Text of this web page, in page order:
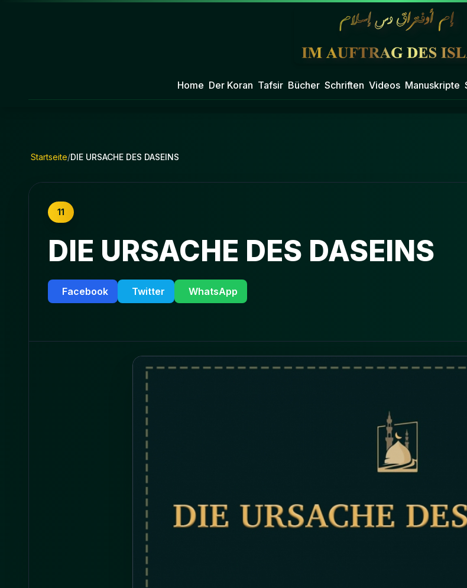
Home Der Koran Tafsir Bücher Schriften Videos Manuskripte
Startseite/DIE URSACHE DES DASEINS
11
DIE URSACHE DES DASEINS
Facebook Twitter WhatsApp